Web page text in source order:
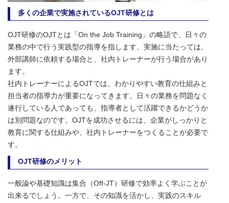
多くの企業で実施されているOJT研修とは
OJT研修のOJTとは「On the Job Training」の略語で、日々の
業務の中で行う実践型の指導を指します。実施に当たっては、
外部講師に依頼する場合と、社内トレーナーが行う場合があり
ます。
社内トレーナーによるOJTでは、わかりやすい教育の仕組みと
担当者の指導力が重要になってきます。日々の業務を問題なく
遂行している人であっても、指導者として活躍できるかどうか
は別問題なのです。OJTを成功させるには、企業がしっかりと
教育に関する仕組みや、社内トレーナーをつくることが必要で
す。
OJT研修のメリット
一般論や基礎知識は集合（Off-JT）研修で効率よく学ぶことが
出来るでしょう。一方で、その知識を活かし、実践のスキル